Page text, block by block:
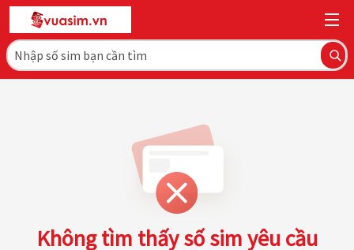
Không tìm thấy số sim yêu cầu